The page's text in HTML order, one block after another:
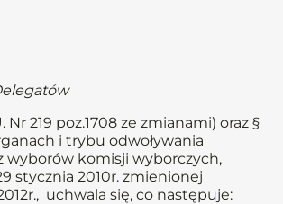
219 poz.1708 ze zmianami) oraz §
i trybu odwoływania
wyborów komisji wyborczych,
stycznia 2010r. zmienionej
uchwala się, co następuje: